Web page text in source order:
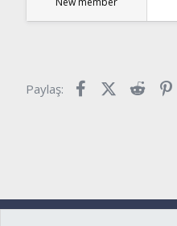
Paylaş: FacebookX (Twitter)
Reddit